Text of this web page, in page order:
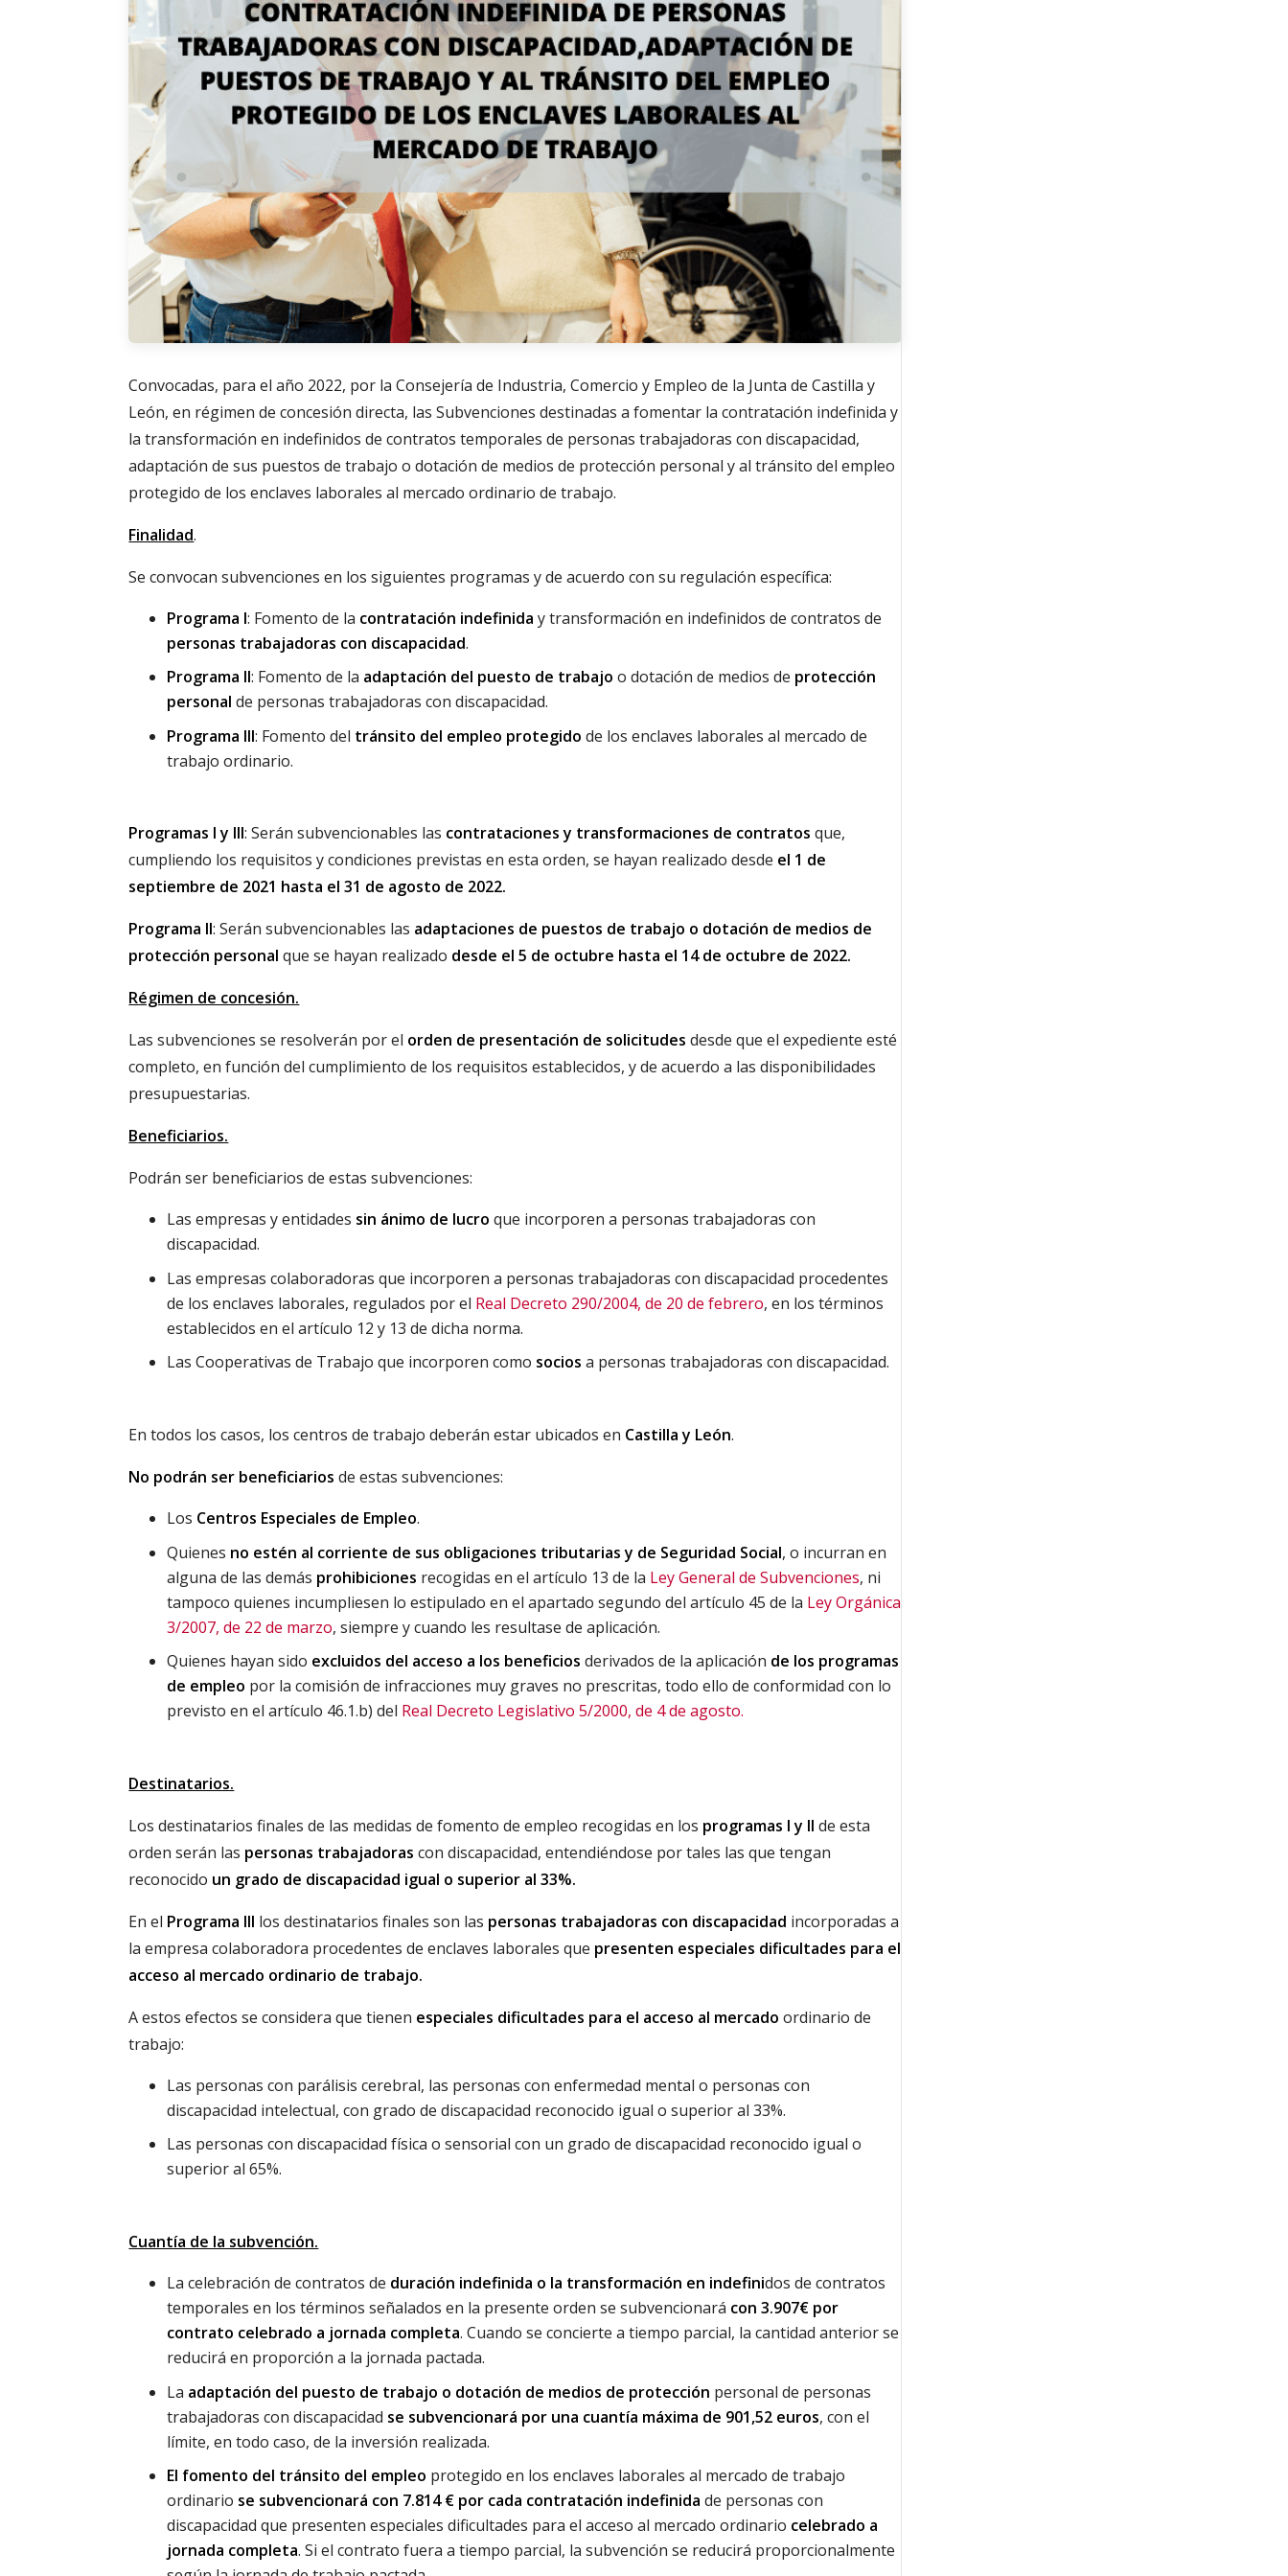
Convocadas, para el año 2022, por la Consejería de Industria, Comercio y Empleo de la Junta de Castilla y
León, en régimen de concesión directa, las Subvenciones destinadas a fomentar la contratación indefinida y
la transformación en indefinidos de contratos temporales de personas trabajadoras con discapacidad,
adaptación de sus puestos de trabajo o dotación de medios de protección personal y al tránsito del empleo
protegido de los enclaves laborales al mercado ordinario de trabajo.
Finalidad.
Se convocan subvenciones en los siguientes programas y de acuerdo con su regulación específica:
Programa I: Fomento de la contratación indefinida y transformación en indefinidos de contratos de
personas trabajadoras con discapacidad.
Programa II: Fomento de la adaptación del puesto de trabajo o dotación de medios de protección
personal de personas trabajadoras con discapacidad.
Programa III: Fomento del tránsito del empleo protegido de los enclaves laborales al mercado de
trabajo ordinario.
Programas I y III: Serán subvencionables las contrataciones y transformaciones de contratos que,
cumpliendo los requisitos y condiciones previstas en esta orden, se hayan realizado desde el 1 de
septiembre de 2021 hasta el 31 de agosto de 2022.
Programa II: Serán subvencionables las adaptaciones de puestos de trabajo o dotación de medios de
protección personal que se hayan realizado desde el 5 de octubre hasta el 14 de octubre de 2022.
Régimen de concesión.
Las subvenciones se resolverán por el orden de presentación de solicitudes desde que el expediente esté
completo, en función del cumplimiento de los requisitos establecidos, y de acuerdo a las disponibilidades
presupuestarias.
Beneficiarios.
Podrán ser beneficiarios de estas subvenciones:
Las empresas y entidades sin ánimo de lucro que incorporen a personas trabajadoras con
discapacidad.
Las empresas colaboradoras que incorporen a personas trabajadoras con discapacidad procedentes
de los enclaves laborales, regulados por el Real Decreto 290/2004, de 20 de febrero, en los términos
establecidos en el artículo 12 y 13 de dicha norma.
Las Cooperativas de Trabajo que incorporen como socios a personas trabajadoras con discapacidad.
En todos los casos, los centros de trabajo deberán estar ubicados en Castilla y León.
No podrán ser beneficiarios de estas subvenciones:
Los Centros Especiales de Empleo.
Quienes no estén al corriente de sus obligaciones tributarias y de Seguridad Social, o incurran en
alguna de las demás prohibiciones recogidas en el artículo 13 de la Ley General de Subvenciones, ni
tampoco quienes incumpliesen lo estipulado en el apartado segundo del artículo 45 de la Ley Orgánica
3/2007, de 22 de marzo, siempre y cuando les resultase de aplicación.
Quienes hayan sido excluidos del acceso a los beneficios derivados de la aplicación de los programas
de empleo por la comisión de infracciones muy graves no prescritas, todo ello de conformidad con lo
previsto en el artículo 46.1.b) del Real Decreto Legislativo 5/2000, de 4 de agosto.
Destinatarios.
Los destinatarios finales de las medidas de fomento de empleo recogidas en los programas I y II de esta
orden serán las personas trabajadoras con discapacidad, entendiéndose por tales las que tengan
reconocido un grado de discapacidad igual o superior al 33%.
En el Programa III los destinatarios finales son las personas trabajadoras con discapacidad incorporadas a
la empresa colaboradora procedentes de enclaves laborales que presenten especiales dificultades para el
acceso al mercado ordinario de trabajo.
A estos efectos se considera que tienen especiales dificultades para el acceso al mercado ordinario de
trabajo:
Las personas con parálisis cerebral, las personas con enfermedad mental o personas con
discapacidad intelectual, con grado de discapacidad reconocido igual o superior al 33%.
Las personas con discapacidad física o sensorial con un grado de discapacidad reconocido igual o
superior al 65%.
Cuantía de la subvención.
La celebración de contratos de duración indefinida o la transformación en indefinidos de contratos
temporales en los términos señalados en la presente orden se subvencionará con 3.907€ por
contrato celebrado a jornada completa. Cuando se concierte a tiempo parcial, la cantidad anterior se
reducirá en proporción a la jornada pactada.
La adaptación del puesto de trabajo o dotación de medios de protección personal de personas
trabajadoras con discapacidad se subvencionará por una cuantía máxima de 901,52 euros, con el
límite, en todo caso, de la inversión realizada.
El fomento del tránsito del empleo protegido en los enclaves laborales al mercado de trabajo
ordinario se subvencionará con 7.814 € por cada contratación indefinida de personas con
discapacidad que presenten especiales dificultades para el acceso al mercado ordinario celebrado a
jornada completa. Si el contrato fuera a tiempo parcial, la subvención se reducirá proporcionalmente